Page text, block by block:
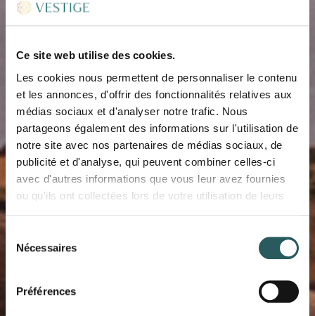
Ce site web utilise des cookies.
Les cookies nous permettent de personnaliser le contenu
et les annonces, d'offrir des fonctionnalités relatives aux
médias sociaux et d'analyser notre trafic. Nous
partageons également des informations sur l'utilisation de
notre site avec nos partenaires de médias sociaux, de
publicité et d'analyse, qui peuvent combiner celles-ci
avec d'autres informations que vous leur avez fournies
ou qu'ils ont collectées lors de votre utilisation de leurs
Nécessaires
Préférences
BLOG VESTIGE
VENEZ VISITER LA
RÉGION NORD